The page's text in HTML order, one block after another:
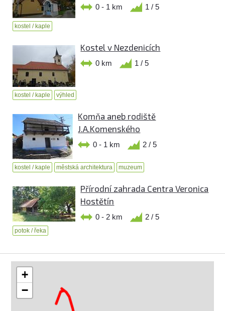
0 - 1 km 1 / 5
kostel / kaple
Kostel v Nezdenicích
0 km 1 / 5
kostel / kaple výhled
Komňa aneb rodiště
J.A.Komenského
0 - 1 km 2 / 5
kostel / kaple městská architektura muzeum
Přírodní zahrada Centra Veronica
Hostětín
0 - 2 km 2 / 5
potok / řeka
+
−